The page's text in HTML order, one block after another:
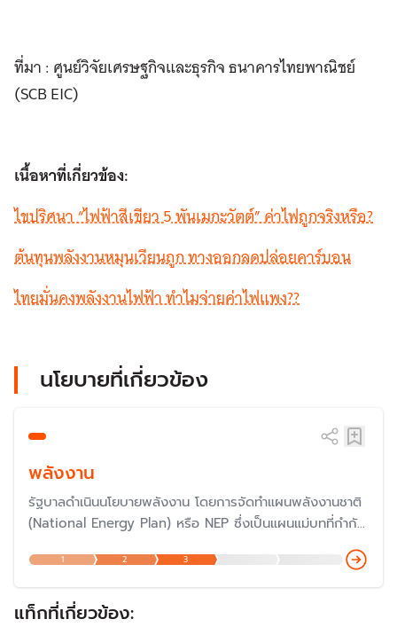
ที่มา : ศูนย์วิจัยเศรษฐกิจและธุรกิจ ธนาคารไทยพาณิชย์
(SCB EIC)
เนื้อหาที่เกี่ยวข้อง:
ไขปริศนา “ไฟฟ้าสีเขียว 5 พันเมกะวัตต์” ค่าไฟถูกจริงหรือ?
ต้นทุนพลังงานหมุนเวียนถูก ทางออกลดปล่อยคาร์บอน
ไทยมั่นคงพลังงานไฟฟ้า ทำไมจ่ายค่าไฟแพง??
นโยบายที่เกี่ยวข้อง
พลังงาน
รัฐบาลดำเนินนโยบายพลังงาน โดยการจัดทำแผนพลังงานชาติ
(National Energy Plan) หรือ NEP ซึ่งเป็นแผนแม่บทที่กำกับ
ทิศทางการพัฒนานโยบายพลังงานของประเทศ โดยมีผู้รับผิด
ชอบคือ สำนักงานนโยบายและแผนพลังงาน (สนพ.) กระทรวง
พลังงาน ประกอบไปด้วยแผนพลังงานอีก 5 แผน คือ แผน
PDP แผน AEDP แผน EEP แผน Gas Plan และแผน Oil
1 2 3
แท็กที่เกี่ยวข้อง: